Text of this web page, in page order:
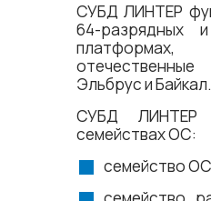
СУБД ЛИНТЕР
64-разрядных
платформах,
Эльбрус и Байкал.
СУБД ЛИНТЕР
семействах ОС:
семейство